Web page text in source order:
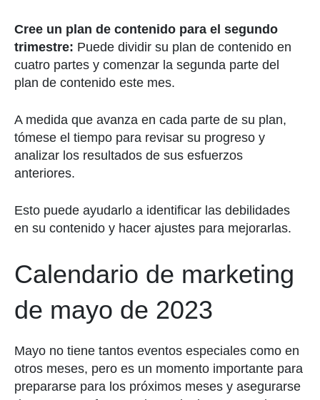
Cree un plan de contenido para el segundo
trimestre: Puede dividir su plan de contenido en
cuatro partes y comenzar la segunda parte del
plan de contenido este mes.
A medida que avanza en cada parte de su plan,
tómese el tiempo para revisar su progreso y
analizar los resultados de sus esfuerzos
anteriores.
Esto puede ayudarlo a identificar las debilidades
en su contenido y hacer ajustes para mejorarlas.
Calendario de marketing
de mayo de 2023
Mayo no tiene tantos eventos especiales como en
otros meses, pero es un momento importante para
prepararse para los próximos meses y asegurarse